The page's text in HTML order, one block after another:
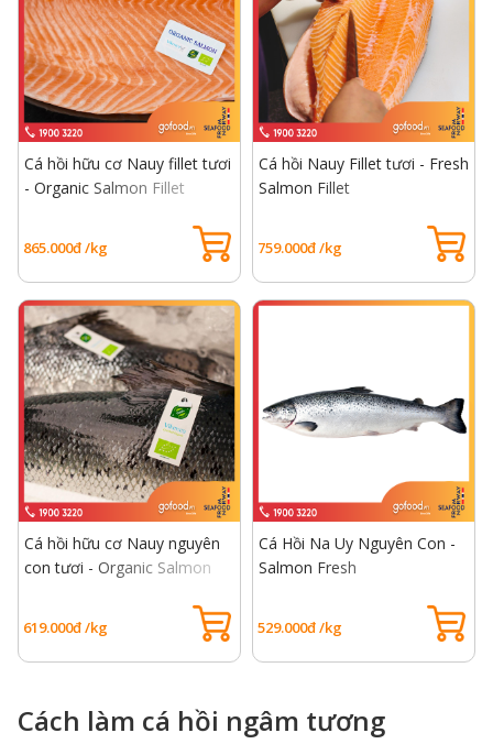
Cá hồi hữu cơ Nauy fillet tươi
- Organic Salmon Fillet
865.000đ /kg
Cá hồi Nauy Fillet tươi - Fresh
Salmon Fillet
759.000đ /kg
Cá hồi hữu cơ Nauy nguyên
con tươi - Organic Salmon
619.000đ /kg
Cá Hồi Na Uy Nguyên Con -
Salmon Fresh
529.000đ /kg
Cách làm cá hồi ngâm tương